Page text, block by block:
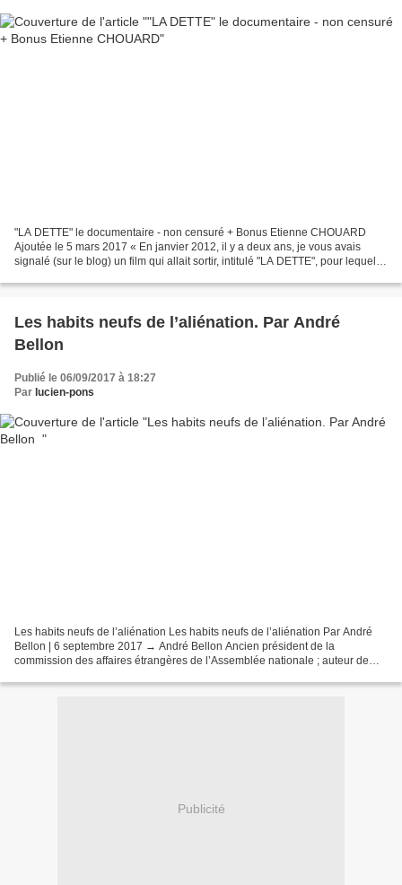
"LA DETTE" le documentaire - non censuré + Bonus Etienne CHOUARD
Ajoutée le 5 mars 2017 « En janvier 2012, il y a deux ans, je vous avais
signalé (sur le blog) un film qui allait sortir, intitulé "LA DETTE", pour lequel
Les habits neufs de l’aliénation. Par André
Bellon
Publié le 06/09/2017 à 18:27
Par lucien-pons
Les habits neufs de l’aliénation Les habits neufs de l’aliénation Par André
Bellon | 6 septembre 2017 → André Bellon Ancien président de la
commission des affaires étrangères de l’Assemblée nationale ; auteur de
Publicité